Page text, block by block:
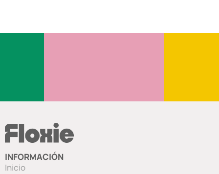
INFORMACIÓN
Inicio